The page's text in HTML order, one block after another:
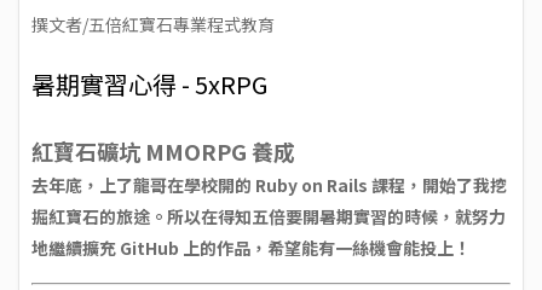
撰文者/五倍紅寶石專業程式教育
暑期實習心得 - 5xRPG
紅寶石礦坑 MMORPG 養成
去年底，上了龍哥在學校開的 Ruby on Rails 課程，開始了我挖
掘紅寶石的旅途。所以在得知五倍要開暑期實習的時候，就努力
地繼續擴充 GitHub 上的作品，希望能有一絲機會能投上！